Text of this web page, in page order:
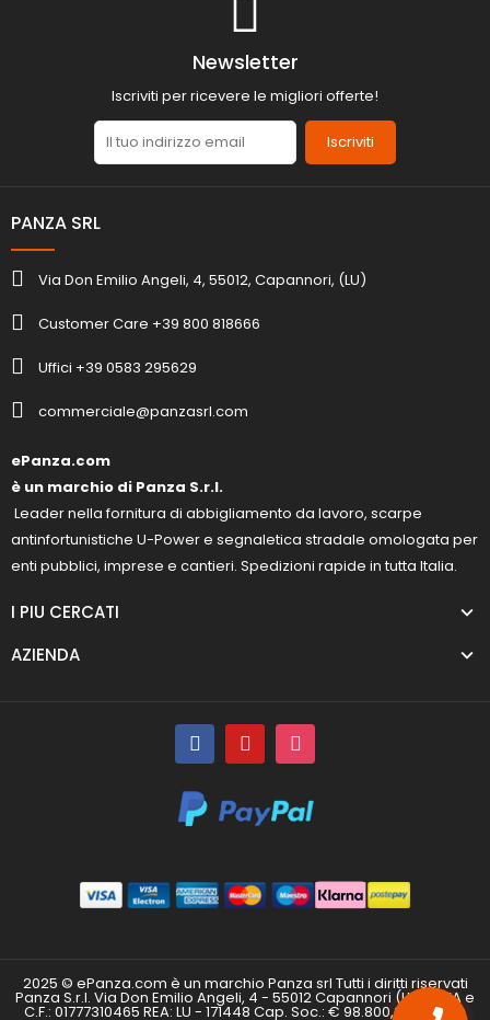
Newsletter
Iscriviti per ricevere le migliori offerte!
Iscriviti
PANZA SRL
Via Don Emilio Angeli, 4, 55012, Capannori, (LU)
Customer Care +39 800 818666
Uffici +39 0583 295629
commerciale@panzasrl.com
ePanza.com
è un marchio di Panza S.r.l.
Leader nella fornitura di abbigliamento da lavoro, scarpe
antinfortunistiche U-Power e segnaletica stradale omologata per
enti pubblici, imprese e cantieri. Spedizioni rapide in tutta Italia.
I PIU CERCATI
AZIENDA
2025 © ePanza.com è un marchio Panza srl Tutti i diritti riservati
Panza S.r.l. Via Don Emilio Angeli, 4 - 55012 Capannori (LU) P.IVA e
C.F.: 01777310465 REA: LU - 171448 Cap. Soc.: € 98.800,00 i.v. PEC: